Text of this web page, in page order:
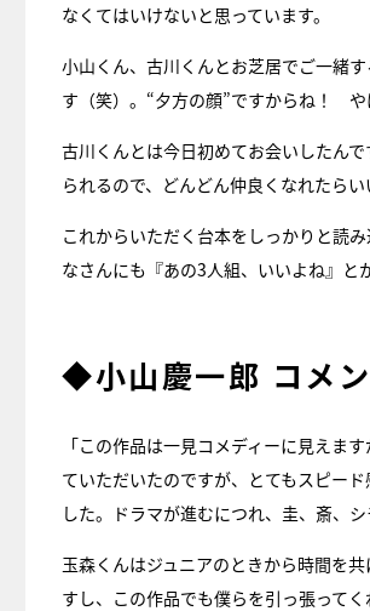
なくてはいけないと思っています。
小山くん、古川くんとお芝居でご一緒
す（笑）。“夕方の顔”ですからね！ や
古川くんとは今日初めてお会いしたん
られるので、どんどん仲良くなれたらい
これからいただく台本をしっかりと読
なさんにも『あの3人組、いいよね』と
◆小山慶一郎 コメ
「この作品は一見コメディーに見えま
ていただいたのですが、とてもスピー
した。ドラマが進むにつれ、圭、斎、
玉森くんはジュニアのときから時間を
すし、この作品でも僕らを引っ張ってく